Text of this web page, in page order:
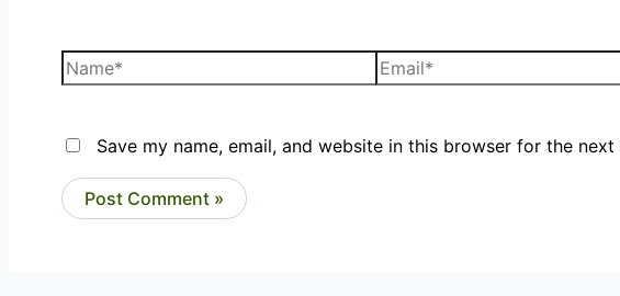
Save my name, email, and website in this browser for the